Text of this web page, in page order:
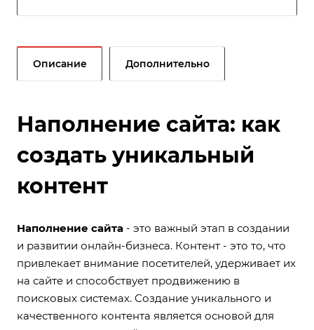
Описание Дополнительно
Наполнение сайта: как
создать уникальный
контент
Наполнение сайта - это важный этап в создании
и развитии онлайн-бизнеса. Контент - это то, что
привлекает внимание посетителей, удерживает их
на сайте и способствует продвижению в
поисковых системах. Создание уникального и
качественного контента является основой для